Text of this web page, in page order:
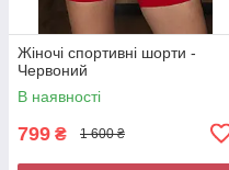
Жіночі спортивні шорти -
Червоний
В наявності
799 ₴ 1 600 ₴